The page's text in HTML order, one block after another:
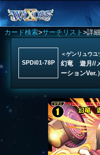
カード検索>サーチリスト>詳細
SPDi01-78P
＜ゲンリュウユ
幻竜 遊月//
ーションVer.）